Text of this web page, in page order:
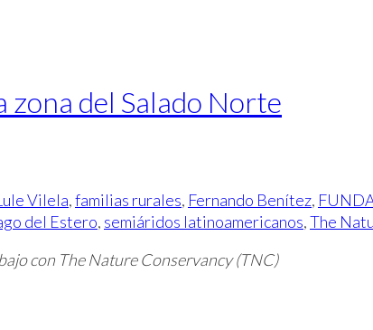
zona del Salado Norte
Vilela,familias rurales, Fernando Benítez,
del Estero, semiáridos latinoamericanos,The
con The Nature Conservancy (TNC)